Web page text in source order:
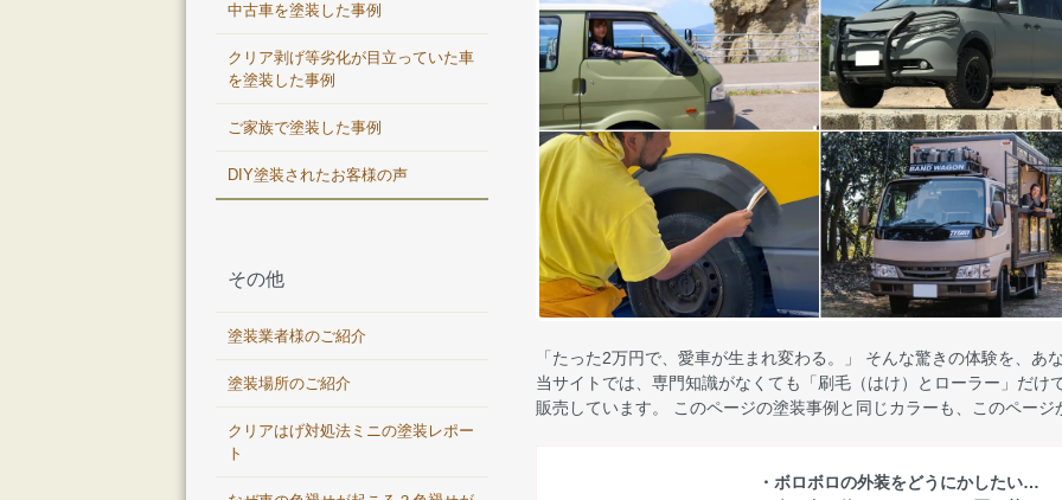
「たった2万円で、愛車が生まれ変わる。」 そんな驚きの体験を、あ
当サイトでは、専門知識がなくても「刷毛（はけ）とローラー」だけ
販売しています。 このページの塗装事例と同じカラーも、このペー
・ボロボロの外装をどうにかしたい…
中古車を塗装した事例
クリア剥げ等劣化が目立っていた車
を塗装した事例
ご家族で塗装した事例
DIY塗装されたお客様の声
その他
塗装業者様のご紹介
塗装場所のご紹介
クリアはげ対処法ミニの塗装レポー
ト